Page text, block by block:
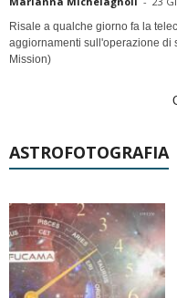
Risale a qualche giorno fa la
aggiornamenti sull'operazione di
Mission)
ASTROFOTOGRAFIA